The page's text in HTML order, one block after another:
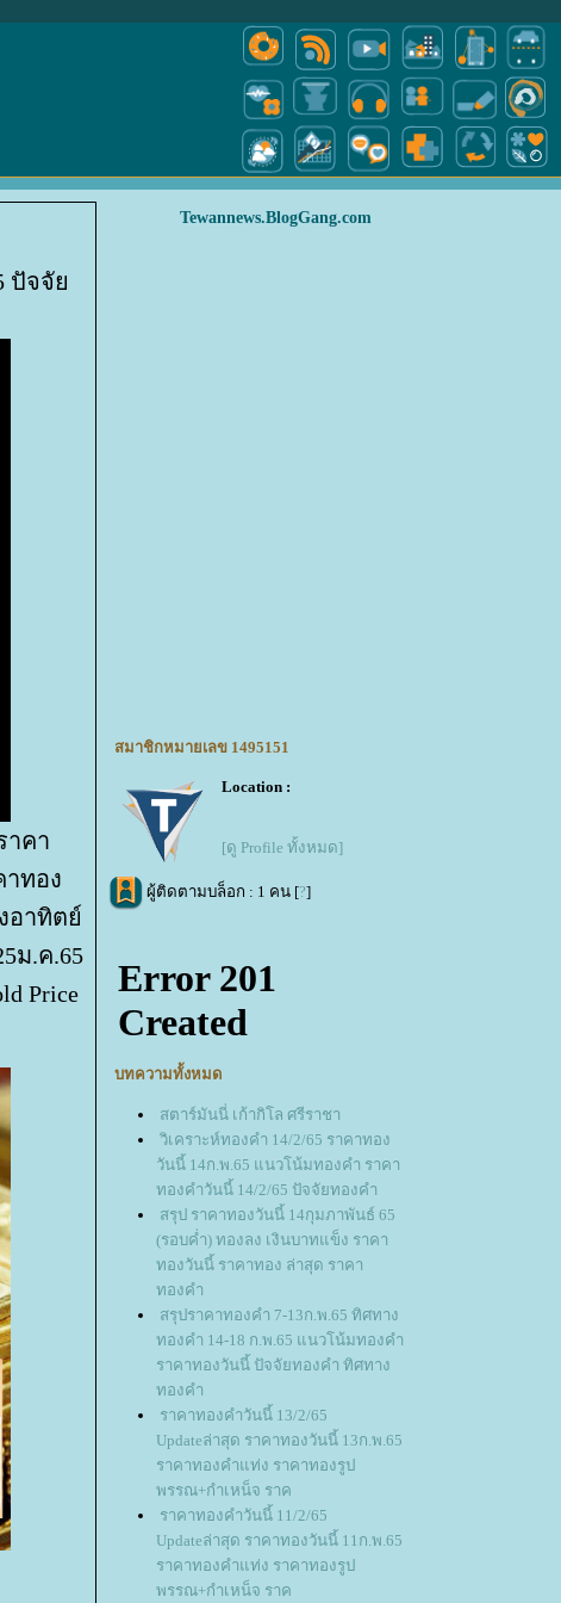
ปัจจั
าคา
าทอง
อาทิตย์
ม.ค.65
Price
Tewannews.BlogGang.com
สมาชิกหมายเลข 1495151
Location :
[ดู Profile ทั้งหมด]
ผู้ติดตามบล็อก : 1 คน [?]
บทความทั้งหมด
สตาร์มันนี่ เก้ากิโล ศรีราชา
วิเคราะห์ทองคำ 14/2/65 ราคาทอง
วันนี้ 14ก.พ.65 แนวโน้มทองคำ ราคา
ทองคำวันนี้ 14/2/65 ปัจจัยทองคำ
สรุป ราคาทองวันนี้ 14กุมภาพันธ์ 65
(รอบค่ำ) ทองลง เงินบาทแข็ง ราคา
ทองวันนี้ ราคาทอง ล่าสุด ราคา
ทองคำ
สรุปราคาทองคำ 7-13ก.พ.65 ทิศทาง
ทองคำ 14-18 ก.พ.65 แนวโน้มทองคำ
ราคาทองวันนี้ ปัจจัยทองคำ ทิศทาง
ทองคำ
ราคาทองคำวันนี้ 13/2/65
Updateล่าสุด ราคาทองวันนี้ 13ก.พ.65
ราคาทองคำแท่ง ราคาทองรูป
พรรณ+กำเหน็จ ราค
ราคาทองคำวันนี้ 11/2/65
Updateล่าสุด ราคาทองวันนี้ 11ก.พ.65
ราคาทองคำแท่ง ราคาทองรูป
พรรณ+กำเหน็จ ราค